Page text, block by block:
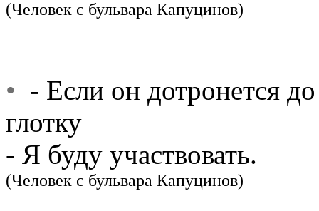
(Человек с бульвара Капуцинов)
• - Если он дотронется
глотку
- Я буду участвовать.
(Человек с бульвара Капуцинов)